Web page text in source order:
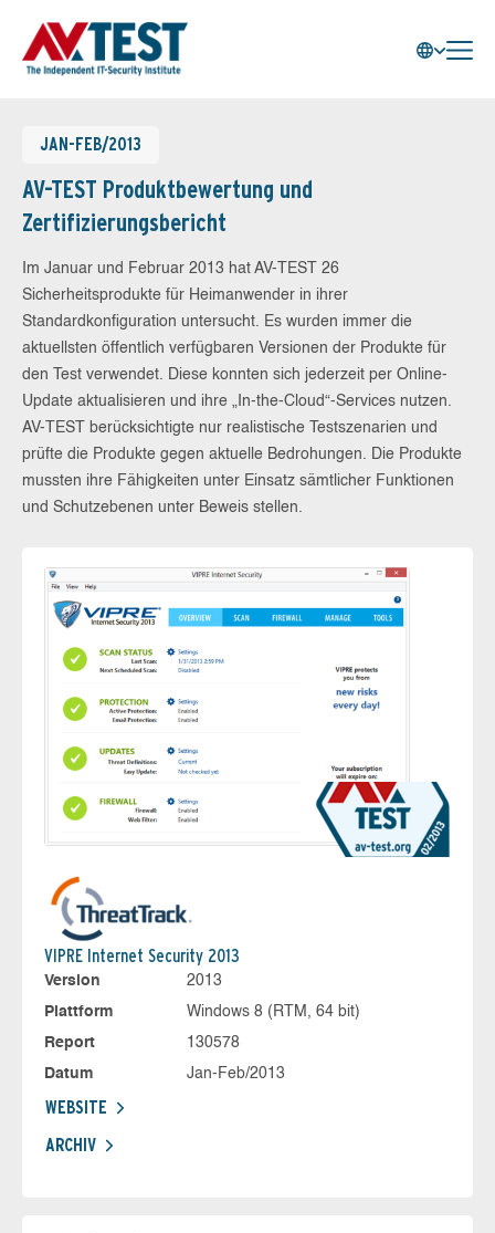
JAN-FEB/2013
AV-TEST Produktbewertung und
Zertifizierungsbericht
Im Januar und Februar 2013 hat AV-TEST 26
Sicherheitsprodukte für Heimanwender in ihrer
Standardkonfiguration untersucht. Es wurden immer die
aktuellsten öffentlich verfügbaren Versionen der Produkte für
den Test verwendet. Diese konnten sich jederzeit per Online-
Update aktualisieren und ihre „In-the-Cloud“-Services nutzen.
AV-TEST berücksichtigte nur realistische Testszenarien und
prüfte die Produkte gegen aktuelle Bedrohungen. Die Produkte
mussten ihre Fähigkeiten unter Einsatz sämtlicher Funktionen
und Schutzebenen unter Beweis stellen.
VIPRE Internet Security 2013
Version
2013
Plattform
Windows 8 (RTM, 64 bit)
Report
130578
Datum
Jan-Feb/2013
WEBSITE
ARCHIV